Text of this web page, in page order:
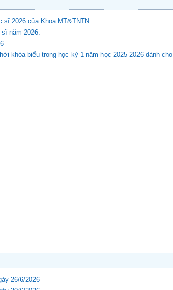
sĩ 2026 của Khoa MT&TNTN
năm 2026.
khóa biểu trong học kỳ 1 năm học 2025-2026 dành cho
26/6/2026